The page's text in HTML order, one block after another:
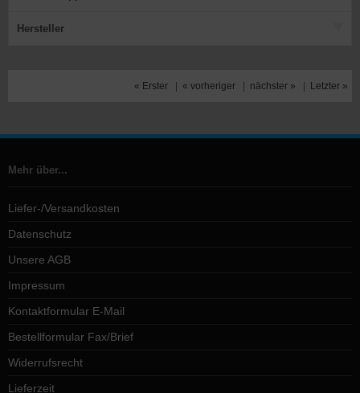
Hersteller
« Erster « vorheriger nächster » Letzter »
Mehr über...
Liefer-/Versandkosten
Datenschutz
Unsere AGB
Impressum
Kontaktformular E-Mail
Bestellformular Fax/Brief
Widerrufsrecht
Lieferzeit